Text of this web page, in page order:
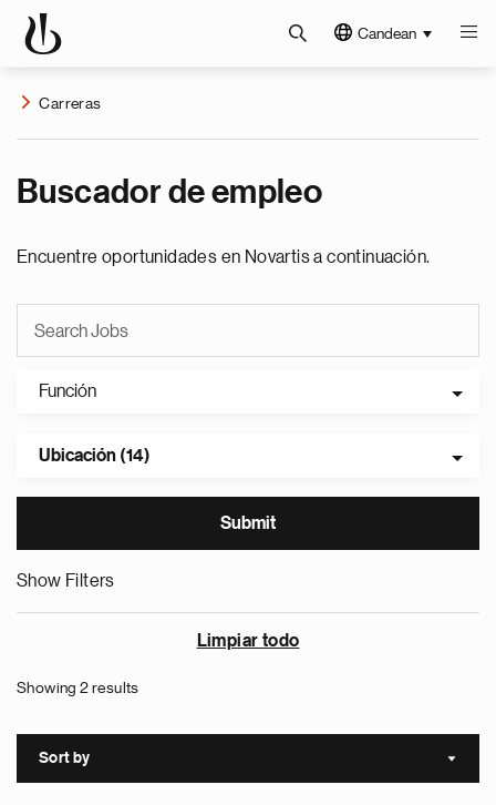
Candean
Carreras
Buscador de empleo
Encuentre oportunidades en Novartis a continuación.
Función
Ubicación (14)
Show Filters
Limpiar todo
Showing 2 results
Sort by Sort